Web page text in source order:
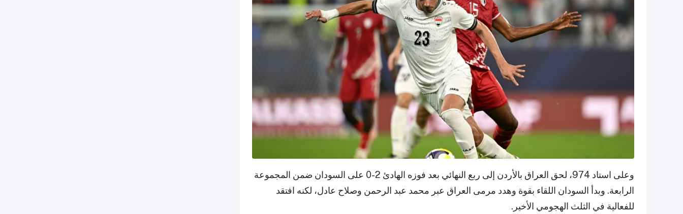
وعلى استاد 974، لحق العراق بالأردن إلى ربع النهائي بعد فوزه الهادئ 2-0 على السودان ضمن المجموعة
الرابعة. وبدأ السودان اللقاء بقوة وهدد مرمى العراق عبر محمد عبد الرحمن وصلاح عادل، لكنه افتقد
للفعالية في الثلث الهجومي الأخير.